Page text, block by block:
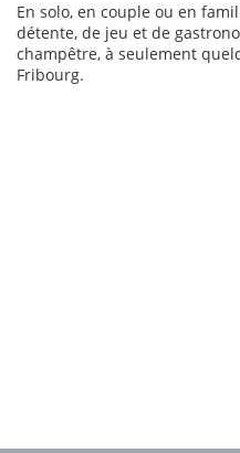
En solo, en couple ou en
détente, de jeu et de
champêtre, à seulement
Fribourg.